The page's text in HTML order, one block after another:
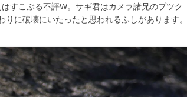
すこぶる不評W。サギ君はカメラ諸兄のブツク
に破壊にいたったと思われるふしがあります。